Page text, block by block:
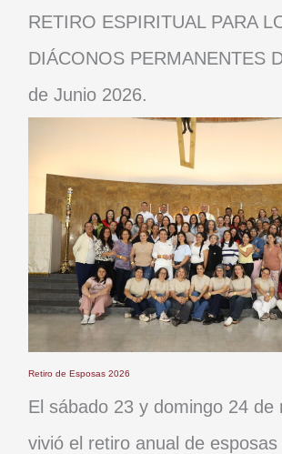
RETIRO ESPIRITUAL PARA
DIÁCONOS PERMANENTES
de Junio 2026.
Retiro de Esposas 2026
El sábado 23 y domingo 24 de
vivió el retiro anual de esposas